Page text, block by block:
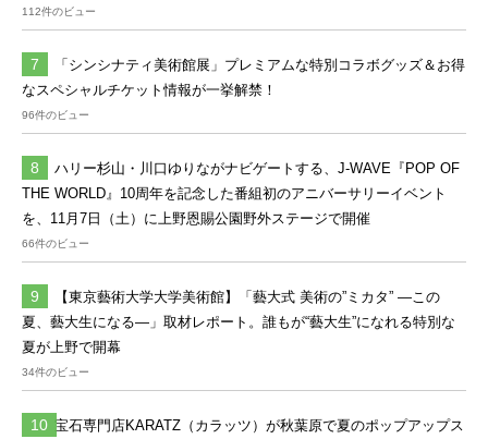
112件のビュー
「シンシナティ美術館展」プレミアムな特別コラボグッズ＆お得
なスペシャルチケット情報が一挙解禁！
96件のビュー
ハリー杉山・川口ゆりながナビゲートする、J-WAVE『POP OF
THE WORLD』10周年を記念した番組初のアニバーサリーイベント
を、11月7日（土）に上野恩賜公園野外ステージで開催
66件のビュー
【東京藝術大学大学美術館】「藝大式 美術の”ミカタ” ―この
夏、藝大生になる―」取材レポート。誰もが“藝大生”になれる特別な
夏が上野で開幕
34件のビュー
宝石専門店KARATZ（カラッツ）が秋葉原で夏のポップアップス